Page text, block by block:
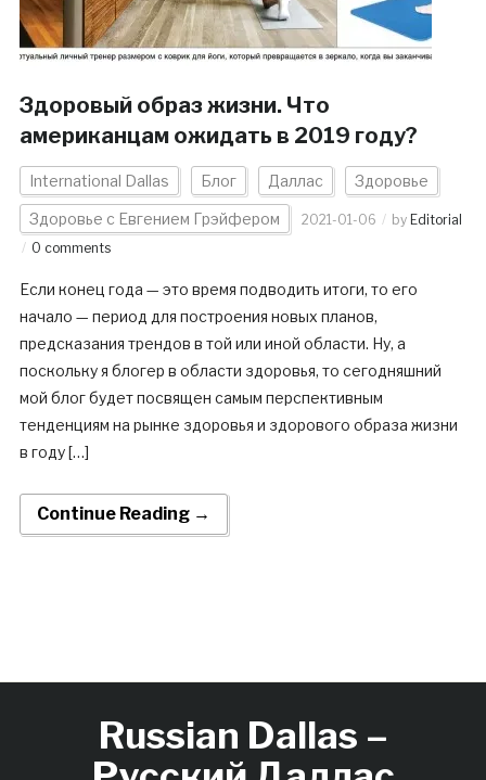
Здоровый образ жизни. Что
американцам ожидать в 2019 году?
International Dallas Блог Даллас Здоровье
Здоровье с Евгением Грэйфером 2021-01-06 by Editorial
0 comments
Если конец года — это время подводить итоги, то его
начало — период для построения новых планов,
предсказания трендов в той или иной области. Ну, а
поскольку я блогер в области здоровья, то сегодняшний
мой блог будет посвящен самым перспективным
тенденциям на рынке здоровья и здорового образа жизни
в году […]
Continue Reading →
Russian Dallas –